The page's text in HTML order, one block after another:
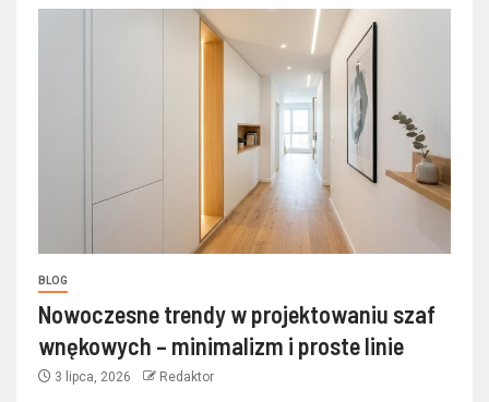
BLOG
Nowoczesne trendy w projektowaniu szaf
wnękowych – minimalizm i proste linie
3 lipca, 2026 Redaktor